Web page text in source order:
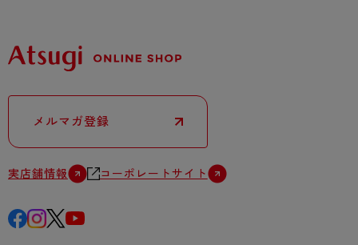
メルマガ登録
実店舗情報 コーポレートサイト